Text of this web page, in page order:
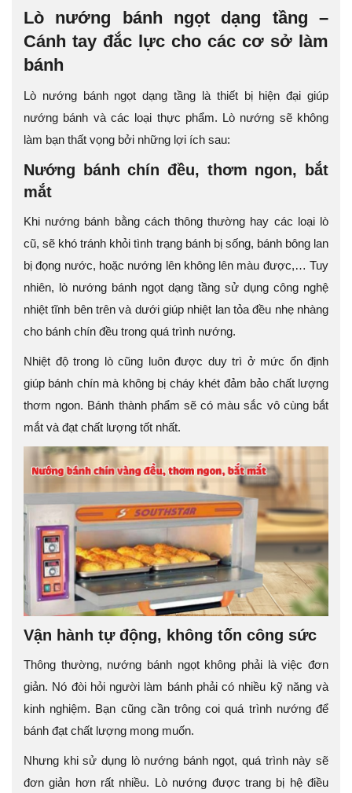
Lò nướng bánh ngọt dạng tầng –
Cánh tay đắc lực cho các cơ sở làm
bánh
Lò nướng bánh ngọt dạng tầng là thiết bị hiện đại giúp
nướng bánh và các loại thực phẩm. Lò nướng sẽ không
làm bạn thất vọng bởi những lợi ích sau:
Nướng bánh chín đều, thơm ngon, bắt
mắt
Khi nướng bánh bằng cách thông thường hay các loại lò
cũ, sẽ khó tránh khỏi tình trạng bánh bị sống, bánh bông lan
bị đọng nước, hoặc nướng lên không lên màu được,… Tuy
nhiên, lò nướng bánh ngọt dạng tầng sử dụng công nghệ
nhiệt tĩnh bên trên và dưới giúp nhiệt lan tỏa đều nhẹ nhàng
cho bánh chín đều trong quá trình nướng.
Nhiệt độ trong lò cũng luôn được duy trì ở mức ổn định
giúp bánh chín mà không bị cháy khét đảm bảo chất lượng
thơm ngon. Bánh thành phẩm sẽ có màu sắc vô cùng bắt
mắt và đạt chất lượng tốt nhất.
Vận hành tự động, không tốn công sức
Thông thường, nướng bánh ngọt không phải là việc đơn
giản. Nó đòi hỏi người làm bánh phải có nhiều kỹ năng và
kinh nghiệm. Bạn cũng cần trông coi quá trình nướng để
bánh đạt chất lượng mong muốn.
Nhưng khi sử dụng lò nướng bánh ngọt, quá trình này sẽ
đơn giản hơn rất nhiều. Lò nướng được trang bị hệ điều